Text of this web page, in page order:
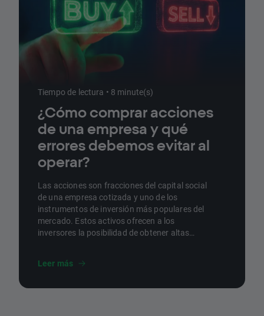
Tiempo de lectura • 8 minute(s)
¿Cómo comprar acciones
de una empresa y qué
errores debemos evitar al
operar?
Las acciones son fracciones del capital social
de una empresa cotizada y uno de los
instrumentos de inversión más populares del
mercado. Estos activos ofrecen a los
inversores la posibilidad de obtener altas
riesgos. En este artículo, repasamos cómo
ofrecen y qué factores pueden afectar a su
Leer más